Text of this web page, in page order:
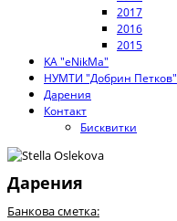
2017
2016
2015
KA "eNikMa"
НУМТИ "Добрин Петков"
Дарения
Контакт
Бисквитки
Дарения
Банкова сметка: